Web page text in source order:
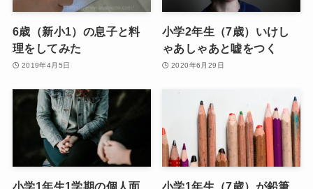
6歳（新小1）の息子と料
理をしてみた
2019年4月5日
小学2年生（7歳）いけし
ゃあしゃあと嘘をつく
2020年6月29日
小学1年生1学期の個人面 小学1年生（7歳）が鉛筆